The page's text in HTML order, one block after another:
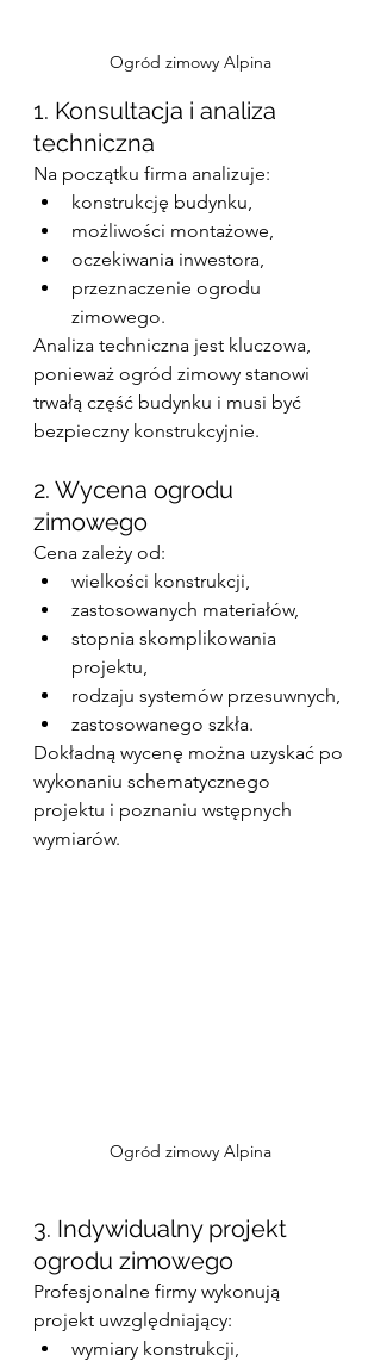
Ogród zimowy Alpina
1. Konsultacja i analiza
techniczna
Na początku firma analizuje:
konstrukcję budynku,
możliwości montażowe,
oczekiwania inwestora,
przeznaczenie ogrodu
zimowego.
Analiza techniczna jest kluczowa,
ponieważ ogród zimowy stanowi
trwałą część budynku i musi być
bezpieczny konstrukcyjnie.
2. Wycena ogrodu
zimowego
Cena zależy od:
wielkości konstrukcji,
zastosowanych materiałów,
stopnia skomplikowania
projektu,
rodzaju systemów przesuwnych,
zastosowanego szkła.
Dokładną wycenę można uzyskać po
wykonaniu schematycznego
projektu i poznaniu wstępnych
wymiarów.
Ogród zimowy Alpina
3. Indywidualny projekt
ogrodu zimowego
Profesjonalne firmy wykonują
projekt uwzględniający:
wymiary konstrukcji,